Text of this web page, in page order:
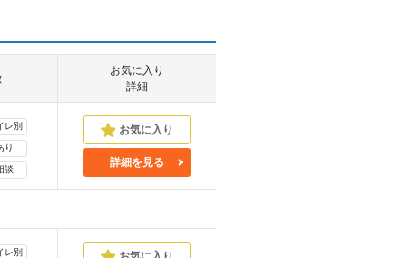
お気に入り
詳細
レ別
り
談
詳細を見る
レ別